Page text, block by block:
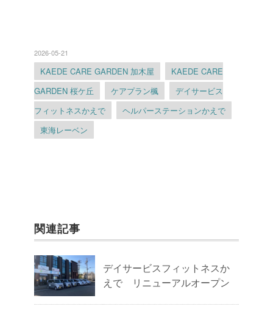
2026-05-21
KAEDE CARE GARDEN 加木屋
KAEDE CARE
GARDEN 桜ケ丘
ケアプラン楓
デイサービス
フィットネスかえで
ヘルパーステーションかえで
東海レーベン
関連記事
デイサービスフィットネスか
えで リニューアルオープン